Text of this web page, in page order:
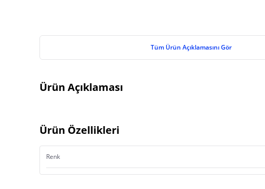
Tüm Ürün Açıklamasını Gör
Ürün Açıklaması
Ürün Özellikleri
Renk